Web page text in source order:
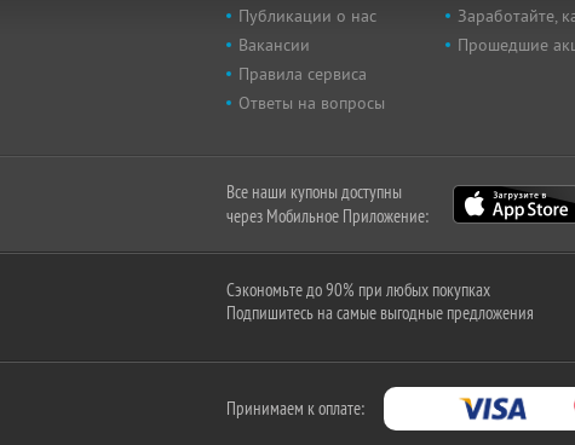
Публикации о нас
Вакансии
Правила сервиса
Ответы на вопросы
Заработайте,
Прошедшие
Все наши купоны доступны
через Мобильное Приложение:
Сэкономьте до 90% при любых покупках
Подпишитесь на самые выгодные предложения
Принимаем к оплате: